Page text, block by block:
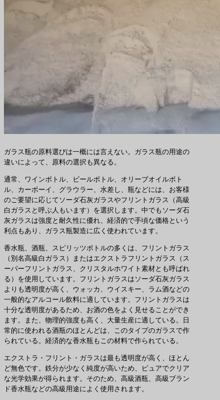
ガラス瓶の原料選びは一概には言えない。ガラス瓶の用途の
違いによって、原料の選択も異なる。
通常、ワインボトル、ビールボトル、オリーブオイルボト
ル、カーボーイ、グラウラー、水差し、瓶などには、お客様
のご要望に応じてソーダ石灰ガラスやフリントガラス（高級
白ガラスと呼ぶ人もいます）を選択します。中でもソーダ石
灰ガラスは強度と耐久性に優れ、経済的で手頃な価格という
利点もあり、ガラス瓶製造に広く使われています。
香水瓶、酒瓶、スピリッツボトルの多くは、フリントガラス
（別名高級白ガラス）またはエクストラフリントガラス（ス
ーパーフリントガラス、クリスタルホワイト素材とも呼ばれ
る）を使用しています。フリントガラスはソーダ石灰ガラス
よりも透明度が高く、ウォッカ、ウイスキー、ラム酒などの
一般的なアルコール飲料に適しています。フリントガラスは
十分な透明度があるため、お酒の色をよく見せることができ
ます。また、物理的強度も高く、大量生産に適している。日
常的に使われる酒瓶のほとんどは、このタイプのガラスで作
られている。経済的な香水瓶もこの材料で作られている。
エクストラ・フリント・ガラスは最も透明度が高く、ほとん
ど無色です。鉄分が少なく純度が高いため、ピュアでクリア
な光学効果が得られます。そのため、高級酒瓶、高級ブラン
ド香水瓶などの高級用途によく使用されます。